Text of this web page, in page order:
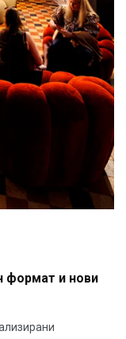
формат и нови